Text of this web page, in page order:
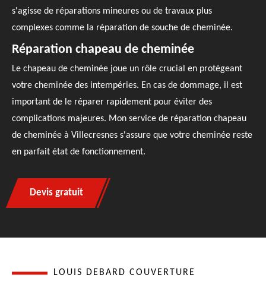
s'agisse de réparations mineures ou de travaux plus
complexes comme la réparation de souche de cheminée.
Réparation chapeau de cheminée
Le chapeau de cheminée joue un rôle crucial en protégeant
votre cheminée des intempéries. En cas de dommage, il est
important de le réparer rapidement pour éviter des
complications majeures. Mon service de réparation chapeau
de cheminée à Villecresnes s'assure que votre cheminée reste
en parfait état de fonctionnement.
Devis gratuit
LOUIS DEBARD COUVERTURE